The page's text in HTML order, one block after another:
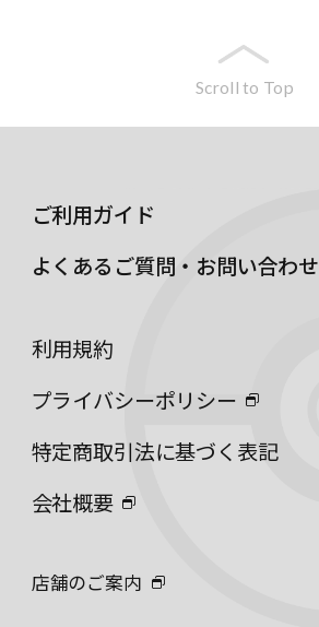
Scroll to Top
ご利用ガイド
よくあるご質問・お問い合わせ
利用規約
プライバシーポリシー
特定商取引法に基づく表記
会社概要
店舗のご案内